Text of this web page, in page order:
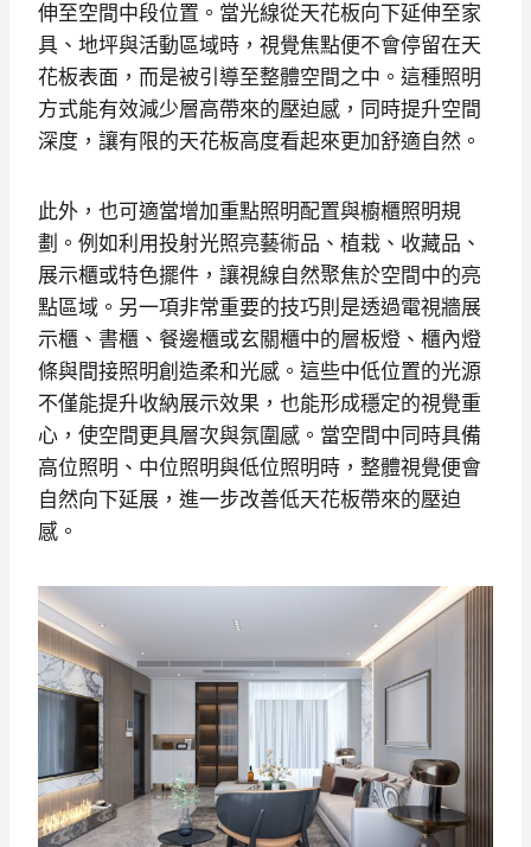
伸至空間中段位置。當光線從天花板向下延伸至家
具、地坪與活動區域時，視覺焦點便不會停留在天
花板表面，而是被引導至整體空間之中。這種照明
方式能有效減少層高帶來的壓迫感，同時提升空間
深度，讓有限的天花板高度看起來更加舒適自然。
此外，也可適當增加重點照明配置與櫥櫃照明規
劃。例如利用投射光照亮藝術品、植栽、收藏品、
展示櫃或特色擺件，讓視線自然聚焦於空間中的亮
點區域。另一項非常重要的技巧則是透過電視牆展
示櫃、書櫃、餐邊櫃或玄關櫃中的層板燈、櫃內燈
條與間接照明創造柔和光感。這些中低位置的光源
不僅能提升收納展示效果，也能形成穩定的視覺重
心，使空間更具層次與氛圍感。當空間中同時具備
高位照明、中位照明與低位照明時，整體視覺便會
自然向下延展，進一步改善低天花板帶來的壓迫
感。